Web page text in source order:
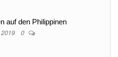
auf den Philippinen
0